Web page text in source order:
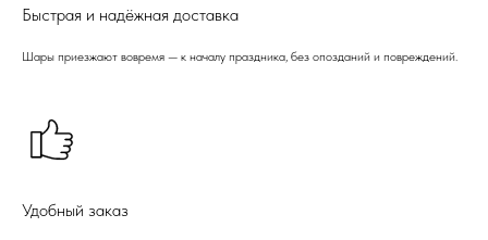
Быстрая и надёжная доставка
Шары приезжают вовремя — к началу праздника, без опозданий и повреждений.
Удобный заказ